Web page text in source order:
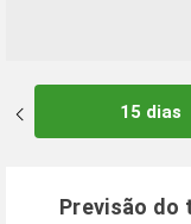
15 dias
Previsão do